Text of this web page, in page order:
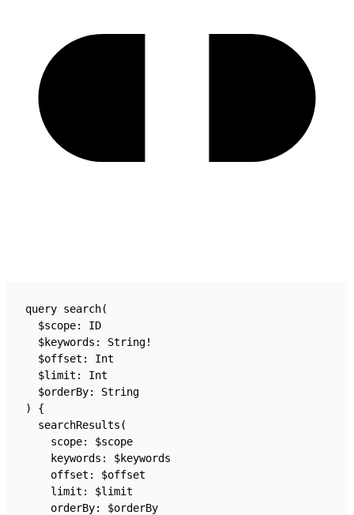
query search(
  $scope: ID
  $keywords: String!
  $offset: Int
  $limit: Int
  $orderBy: String
) {
  searchResults(
    scope: $scope
    keywords: $keywords
    offset: $offset
    limit: $limit
    orderBy: $orderBy